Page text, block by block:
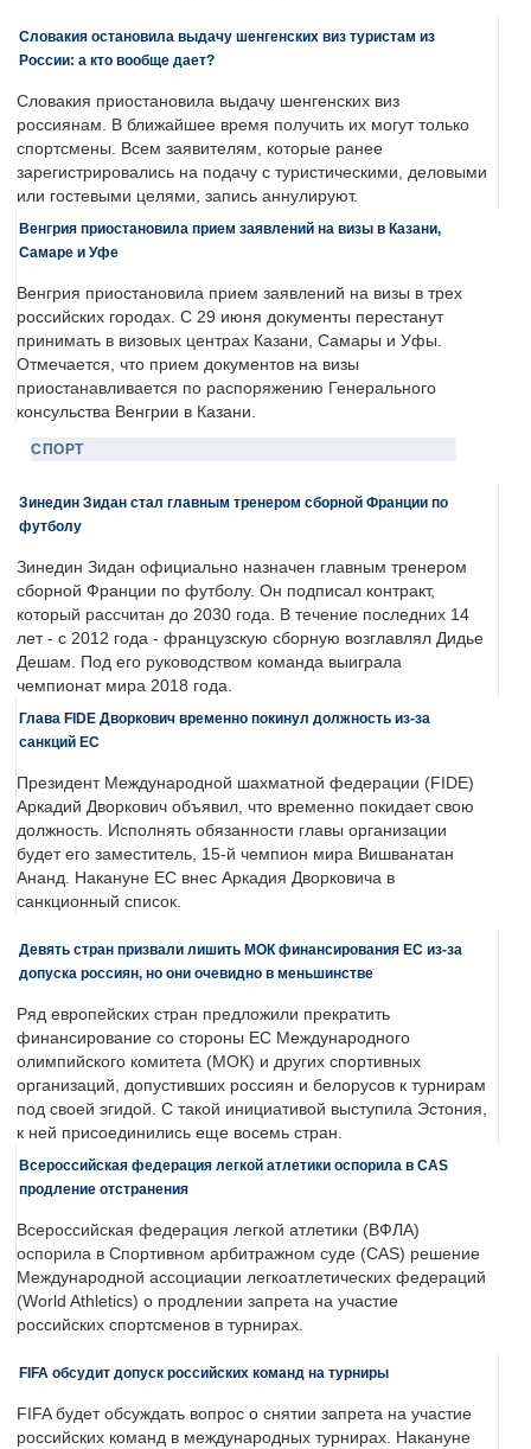
Словакия остановила выдачу шенгенских виз туристам из
России: а кто вообще дает?
Словакия приостановила выдачу шенгенских виз
россиянам. В ближайшее время получить их могут только
спортсмены. Всем заявителям, которые ранее
зарегистрировались на подачу с туристическими, деловыми
или гостевыми целями, запись аннулируют.
Венгрия приостановила прием заявлений на визы в Казани,
Самаре и Уфе
Венгрия приостановила прием заявлений на визы в трех
российских городах. С 29 июня документы перестанут
принимать в визовых центрах Казани, Самары и Уфы.
Отмечается, что прием документов на визы
приостанавливается по распоряжению Генерального
консульства Венгрии в Казани.
СПОРТ
Зинедин Зидан стал главным тренером сборной Франции по
футболу
Зинедин Зидан официально назначен главным тренером
сборной Франции по футболу. Он подписал контракт,
который рассчитан до 2030 года. В течение последних 14
лет - с 2012 года - французскую сборную возглавлял Дидье
Дешам. Под его руководством команда выиграла
чемпионат мира 2018 года.
Глава FIDE Дворкович временно покинул должность из-за
санкций ЕС
Президент Международной шахматной федерации (FIDE)
Аркадий Дворкович объявил, что временно покидает свою
должность. Исполнять обязанности главы организации
будет его заместитель, 15-й чемпион мира Вишванатан
Ананд. Накануне ЕС внес Аркадия Дворковича в
санкционный список.
Девять стран призвали лишить МОК финансирования ЕС из-за
допуска россиян, но они очевидно в меньшинстве
Ряд европейских стран предложили прекратить
финансирование со стороны ЕС Международного
олимпийского комитета (МОК) и других спортивных
организаций, допустивших россиян и белорусов к турнирам
под своей эгидой. С такой инициативой выступила Эстония,
к ней присоединились еще восемь стран.
Всероссийская федерация легкой атлетики оспорила в CAS
продление отстранения
Всероссийская федерация легкой атлетики (ВФЛА)
оспорила в Спортивном арбитражном суде (CAS) решение
Международной ассоциации легкоатлетических федераций
(World Athletics) о продлении запрета на участие
российских спортсменов в турнирах.
FIFA обсудит допуск российских команд на турниры
FIFA будет обсуждать вопрос о снятии запрета на участие
российских команд в международных турнирах. Накануне